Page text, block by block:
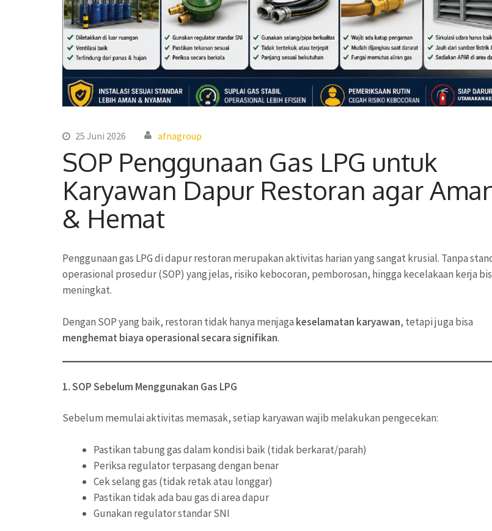
25 Juni 2026 afnagroup
SOP Penggunaan Gas LPG untuk
Karyawan Dapur Restoran agar
& Hemat
Penggunaan gas LPG di dapur restoran merupakan aktivitas harian yang sangat krusial. Tanpa
operasional prosedur (SOP) yang jelas, risiko kebocoran, pemborosan, hingga kecelakaan kerja
meningkat.
Dengan SOP yang baik, restoran tidak hanya menjaga keselamatan karyawan, tetapi juga bisa
menghemat biaya operasional secara signifikan.
1. SOP Sebelum Menggunakan Gas LPG
Sebelum memulai aktivitas memasak, setiap karyawan wajib melakukan pengecekan:
Pastikan tabung gas dalam kondisi baik (tidak berkarat/parah)
Periksa regulator terpasang dengan benar
Cek selang gas (tidak retak atau longgar)
Pastikan tidak ada bau gas di area dapur
Gunakan regulator standar SNI